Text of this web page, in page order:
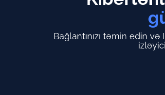
Bağlantınızı təmin edin və